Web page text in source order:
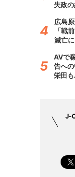
失政の
広島
「戦
滅亡
AVで
告へ
栄田も
J-